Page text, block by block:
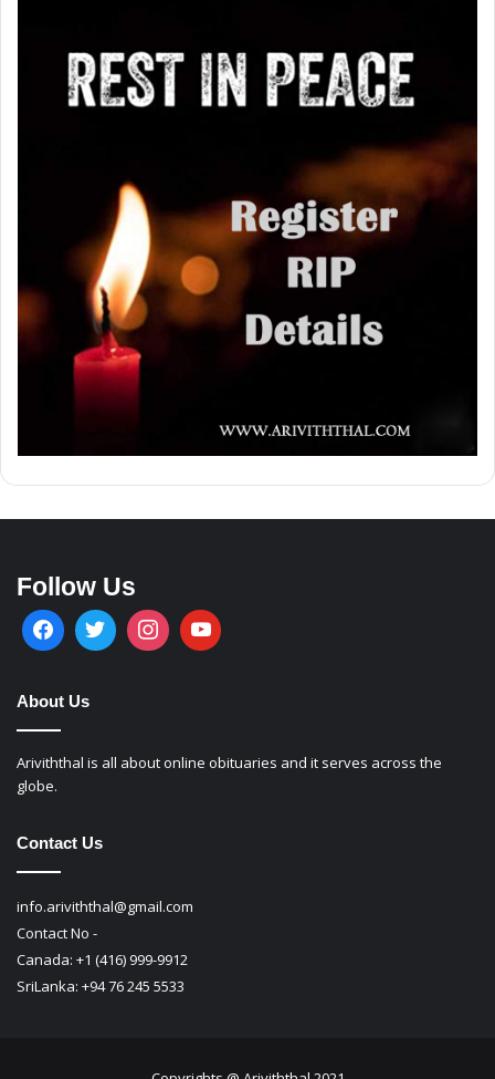
Follow Us
About Us
Ariviththal is all about online obituaries and it serves across the
globe.
Contact Us
info.ariviththal@gmail.com
Contact No -
Canada: +1 (416) 999-9912
SriLanka: +94 76 245 5533